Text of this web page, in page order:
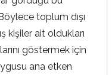
toplum dışı
kişiler ait oldukları
göstermek için
ana etken